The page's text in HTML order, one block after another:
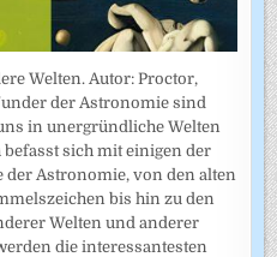
Welten. Autor: Proctor,
der Astronomie sind
in unergründliche Welten
befasst sich mit einigen der
der Astronomie, von den alten
bis hin zu den
Welten und anderer
die interessantesten